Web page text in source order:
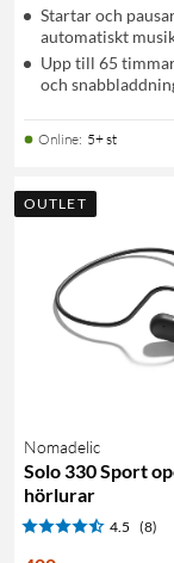
Startar och
automatiskt
Upp till 65
och
Online: 5+ st
OUTLET
Nomadelic
Solo 330 Sport
hörlurar
4.5 (8)